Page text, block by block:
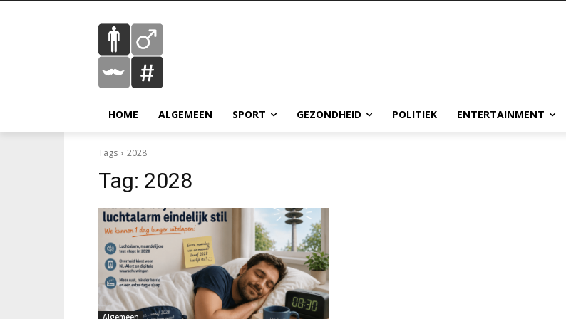
HOME ALGEMEEN SPORT GEZONDHEID POLITIEK ENTERTAINMENT
Tags 2028
Tag: 2028